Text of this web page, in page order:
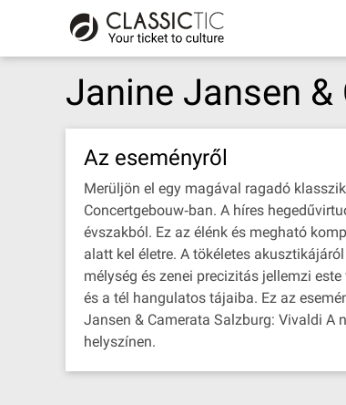
Janine Jansen &
Az eseményről
Merüljön el egy magával ragadó
Concertgebouw‐ban. A híres
évszakból. Ez az élénk és megható
alatt kel életre. A tökéletes
mélység és zenei precizitás jellemzi
és a tél hangulatos tájaiba. Ez az
Jansen & Camerata Salzburg: Vivaldi A
helyszínen.